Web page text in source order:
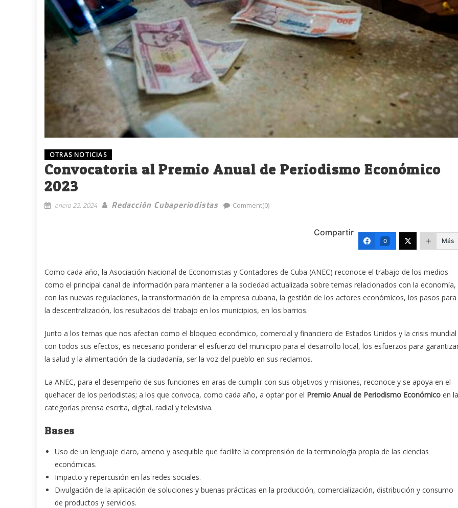
OTRAS NOTICIAS
Convocatoria al Premio Anual de Periodismo Económico
2023
enero 22, 2024 Redacción Cubaperiodistas Comment(0)
Compartir
0 Más
Como cada año, la Asociación Nacional de Economistas y Contadores de Cuba (ANEC) reconoce el trabajo de los medios
como el principal canal de información para mantener a la sociedad actualizada sobre temas relacionados con la economía,
con las nuevas regulaciones, la transformación de la empresa cubana, la gestión de los actores económicos, los pasos para
la descentralización, los resultados del trabajo en los municipios, en los barrios.
Junto a los temas que nos afectan como el bloqueo económico, comercial y financiero de Estados Unidos y la crisis mundial
con todos sus efectos, es necesario ponderar el esfuerzo del municipio para el desarrollo local, los esfuerzos para
la salud y la alimentación de la ciudadanía, ser la voz del pueblo en sus reclamos.
La ANEC, para el desempeño de sus funciones en aras de cumplir con sus objetivos y misiones, reconoce y se apoya en el
quehacer de los periodistas; a los que convoca, como cada año, a optar por el Premio Anual de Periodismo Económico en
categorías prensa escrita, digital, radial y televisiva.
Bases
Uso de un lenguaje claro, ameno y asequible que facilite la comprensión de la terminología propia de las ciencias
económicas.
Impacto y repercusión en las redes sociales.
Divulgación de la aplicación de soluciones y buenas prácticas en la producción, comercialización, distribución y consumo
de productos y servicios.